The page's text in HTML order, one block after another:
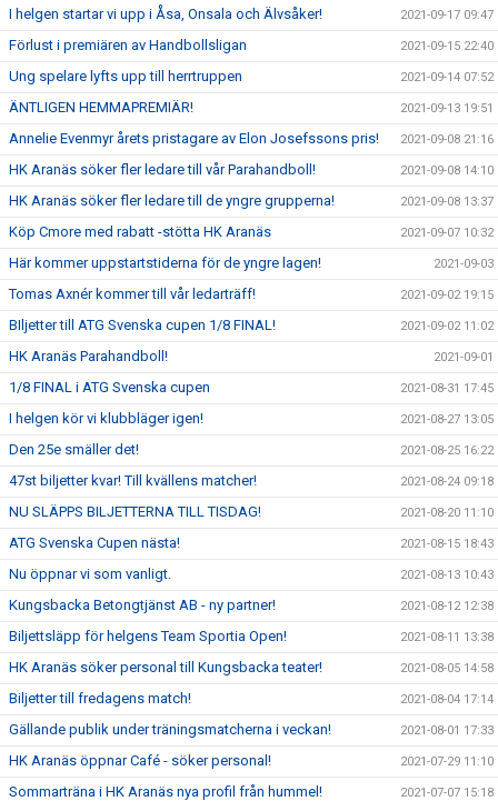
I helgen startar vi upp i Åsa, Onsala och Älvsåker! 2021-09-17 09:47
Förlust i premiären av Handbollsligan 2021-09-15 22:40
Ung spelare lyfts upp till herrtruppen 2021-09-14 07:52
ÄNTLIGEN HEMMAPREMIÄR! 2021-09-13 19:51
Annelie Evenmyr årets pristagare av Elon Josefssons pris! 2021-09-08 21:16
HK Aranäs söker fler ledare till vår Parahandboll! 2021-09-08 14:10
HK Aranäs söker fler ledare till de yngre grupperna! 2021-09-08 13:37
Köp Cmore med rabatt -stötta HK Aranäs 2021-09-07 10:32
Här kommer uppstartstiderna för de yngre lagen! 2021-09-03
Tomas Axnér kommer till vår ledarträff! 2021-09-02 19:15
BIljetter till ATG Svenska cupen 1/8 FINAL! 2021-09-02 11:02
HK Aranäs Parahandboll! 2021-09-01
1/8 FINAL i ATG Svenska cupen 2021-08-31 17:45
I helgen kör vi klubbläger igen! 2021-08-27 13:05
Den 25e smäller det! 2021-08-25 16:22
47st biljetter kvar! Till kvällens matcher! 2021-08-24 09:18
NU SLÄPPS BILJETTERNA TILL TISDAG! 2021-08-20 11:10
ATG Svenska Cupen nästa! 2021-08-15 18:43
Nu öppnar vi som vanligt. 2021-08-13 10:43
Kungsbacka Betongtjänst AB - ny partner! 2021-08-12 12:38
Biljettsläpp för helgens Team Sportia Open! 2021-08-11 13:38
HK Aranäs söker personal till Kungsbacka teater! 2021-08-05 14:58
Biljetter till fredagens match! 2021-08-04 17:14
Gällande publik under träningsmatcherna i veckan! 2021-08-01 17:33
HK Aranäs öppnar Café - söker personal! 2021-07-29 11:10
Sommarträna i HK Aranäs nya profil från hummel! 2021-07-07 15:18